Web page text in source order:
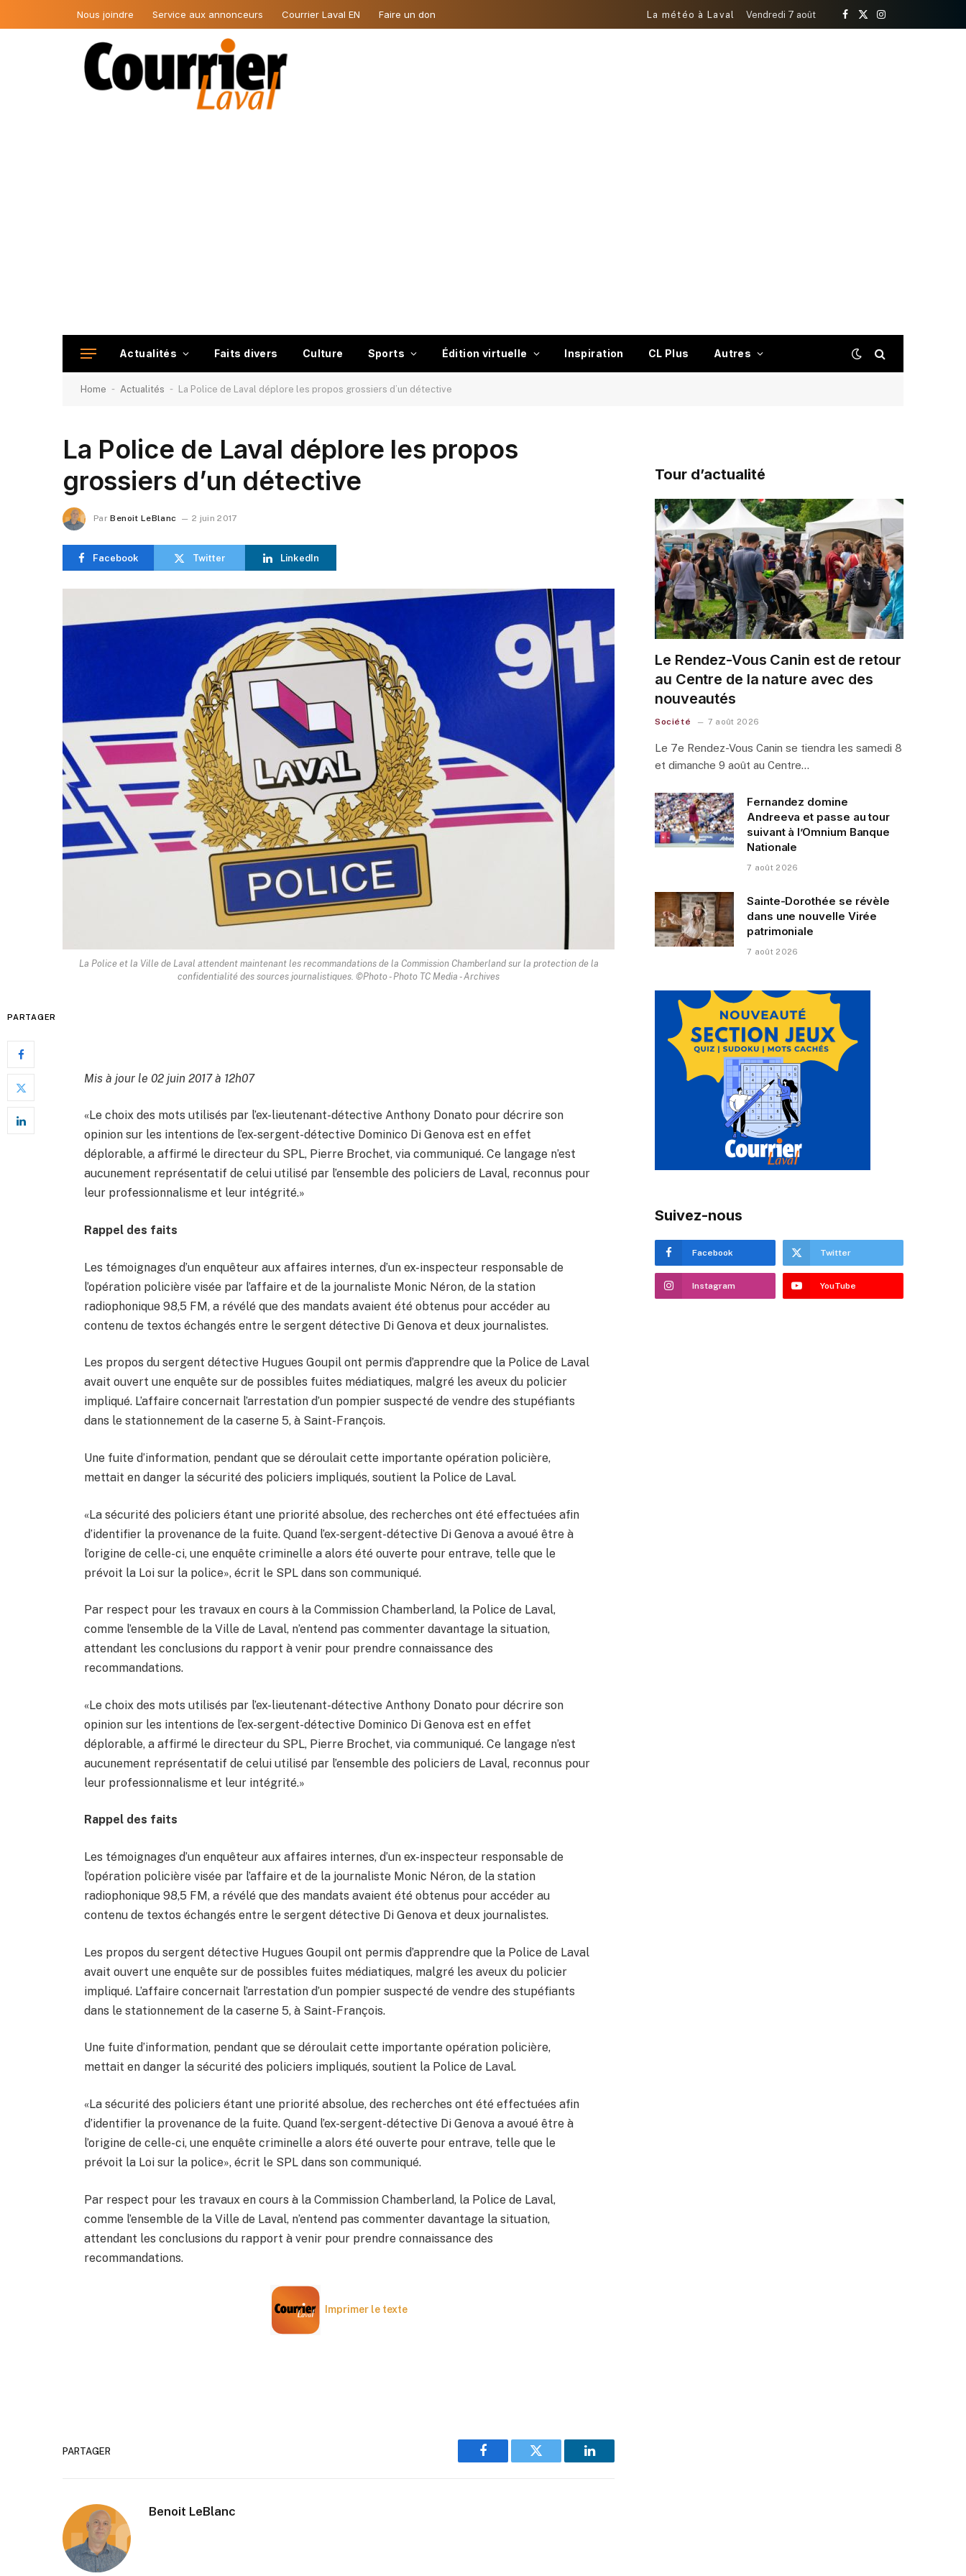
Nous joindre Service aux annonceurs Courrier Laval EN Faire un don La météo à Laval Vendredi 7 août
Facebook
X
Instagram
Actualités Faits divers Culture Sports Édition virtuelle Inspiration CL Plus Autres
Home - Actualités - La Police de Laval déplore les propos grossiers d’un détective
La Police de Laval déplore les propos
grossiers d’un détective
Par Benoit LeBlanc 2 juin 2017
Facebook Twitter LinkedIn
La Police et la Ville de Laval attendent maintenant les recommandations de la Commission Chamberland sur la protection de la
confidentialité des sources journalistiques. ©Photo - Photo TC Media - Archives
PARTAGER
Mis à jour le 02 juin 2017 à 12h07
«Le choix des mots utilisés par l’ex-lieutenant-détective Anthony Donato pour décrire son
opinion sur les intentions de l’ex-sergent-détective Dominico Di Genova est en effet
déplorable, a affirmé le directeur du SPL, Pierre Brochet, via communiqué. Ce langage n’est
aucunement représentatif de celui utilisé par l’ensemble des policiers de Laval, reconnus pour
leur professionnalisme et leur intégrité.»
Rappel des faits
Les témoignages d’un enquêteur aux affaires internes, d’un ex-inspecteur responsable de
l’opération policière visée par l’affaire et de la journaliste Monic Néron, de la station
radiophonique 98,5 FM, a révélé que des mandats avaient été obtenus pour accéder au
contenu de textos échangés entre le sergent détective Di Genova et deux journalistes.
Les propos du sergent détective Hugues Goupil ont permis d’apprendre que la Police de Laval
avait ouvert une enquête sur de possibles fuites médiatiques, malgré les aveux du policier
impliqué. L’affaire concernait l’arrestation d’un pompier suspecté de vendre des stupéfiants
dans le stationnement de la caserne 5, à Saint-François.
Une fuite d’information, pendant que se déroulait cette importante opération policière,
mettait en danger la sécurité des policiers impliqués, soutient la Police de Laval.
«La sécurité des policiers étant une priorité absolue, des recherches ont été effectuées afin
d’identifier la provenance de la fuite. Quand l’ex-sergent-détective Di Genova a avoué être à
l’origine de celle-ci, une enquête criminelle a alors été ouverte pour entrave, telle que le
prévoit la Loi sur la police», écrit le SPL dans son communiqué.
Par respect pour les travaux en cours à la Commission Chamberland, la Police de Laval,
comme l’ensemble de la Ville de Laval, n’entend pas commenter davantage la situation,
attendant les conclusions du rapport à venir pour prendre connaissance des
recommandations.
«Le choix des mots utilisés par l’ex-lieutenant-détective Anthony Donato pour décrire son
opinion sur les intentions de l’ex-sergent-détective Dominico Di Genova est en effet
déplorable, a affirmé le directeur du SPL, Pierre Brochet, via communiqué. Ce langage n’est
aucunement représentatif de celui utilisé par l’ensemble des policiers de Laval, reconnus pour
leur professionnalisme et leur intégrité.»
Rappel des faits
Les témoignages d’un enquêteur aux affaires internes, d’un ex-inspecteur responsable de
l’opération policière visée par l’affaire et de la journaliste Monic Néron, de la station
radiophonique 98,5 FM, a révélé que des mandats avaient été obtenus pour accéder au
contenu de textos échangés entre le sergent détective Di Genova et deux journalistes.
Les propos du sergent détective Hugues Goupil ont permis d’apprendre que la Police de Laval
avait ouvert une enquête sur de possibles fuites médiatiques, malgré les aveux du policier
impliqué. L’affaire concernait l’arrestation d’un pompier suspecté de vendre des stupéfiants
dans le stationnement de la caserne 5, à Saint-François.
Une fuite d’information, pendant que se déroulait cette importante opération policière,
mettait en danger la sécurité des policiers impliqués, soutient la Police de Laval.
«La sécurité des policiers étant une priorité absolue, des recherches ont été effectuées afin
d’identifier la provenance de la fuite. Quand l’ex-sergent-détective Di Genova a avoué être à
l’origine de celle-ci, une enquête criminelle a alors été ouverte pour entrave, telle que le
prévoit la Loi sur la police», écrit le SPL dans son communiqué.
Par respect pour les travaux en cours à la Commission Chamberland, la Police de Laval,
comme l’ensemble de la Ville de Laval, n’entend pas commenter davantage la situation,
attendant les conclusions du rapport à venir pour prendre connaissance des
recommandations.
Imprimer le texte
PARTAGER
Facebook Twitter LinkedIn
Benoit LeBlanc
Tour d’actualité
Le Rendez-Vous Canin est de retour
au Centre de la nature avec des
nouveautés
Société 7 août 2026
Le 7e Rendez-Vous Canin se tiendra les samedi 8
et dimanche 9 août au Centre…
Fernandez domine
Andreeva et passe au tour
suivant à l’Omnium Banque
Nationale
7 août 2026
Sainte-Dorothée se révèle
dans une nouvelle Virée
patrimoniale
7 août 2026
Suivez-nous
Facebook Twitter
Instagram YouTube